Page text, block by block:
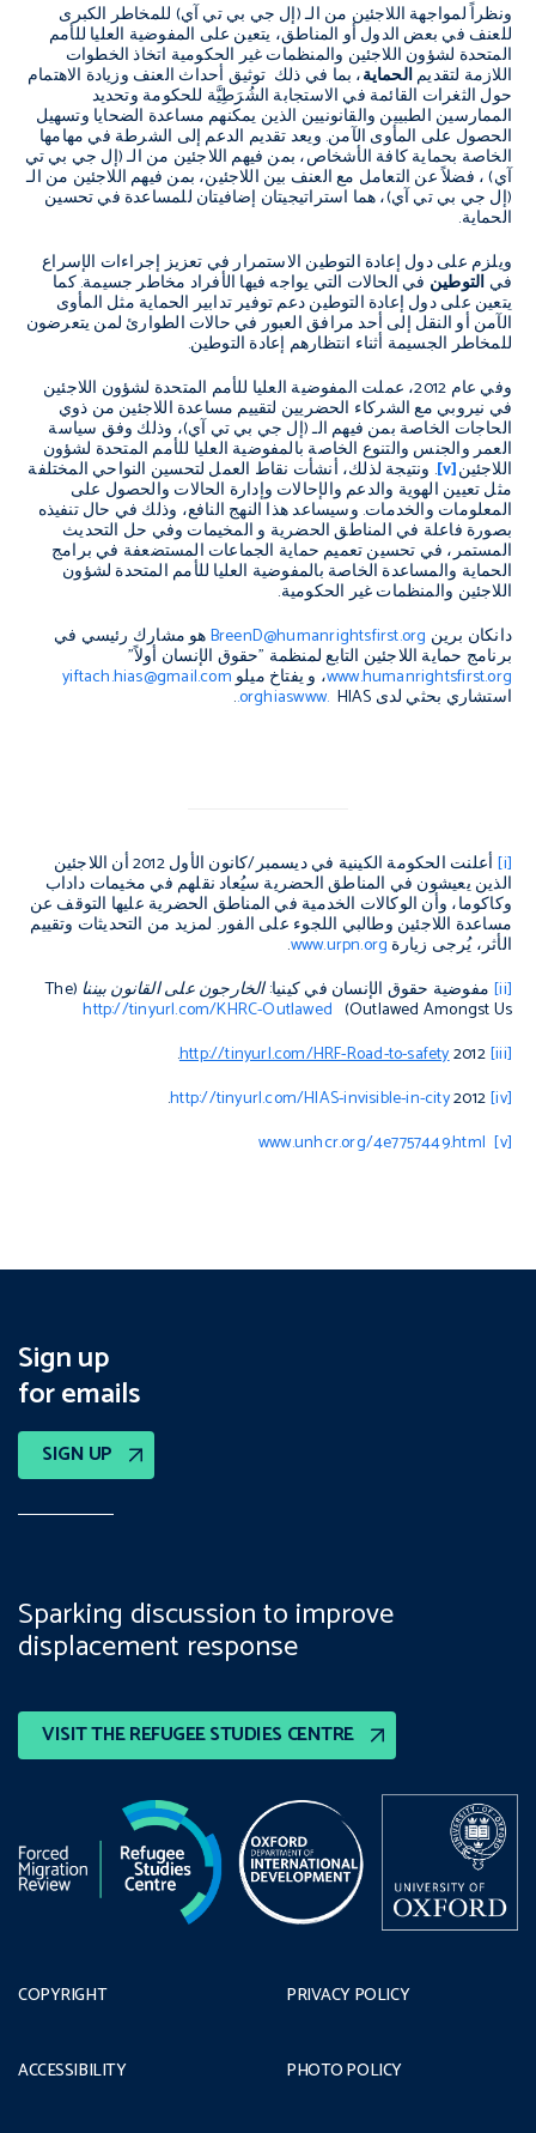
ونظراً لمواجهة اللاجئين من الـ (إل جي بي تي آي) للمخاطر الكبرى
للعنف في بعض الدول أو المناطق، يتعين على المفوضية العليا للأمم
المتحدة لشؤون اللاجئين والمنظمات غير الحكومية اتخاذ الخطوات
اللازمة لتقديمالحماية، بما في ذلك توثيق أحداث العنف وزيادة الاهتمام
حول الثغرات القائمة في الاستجابة الشُرَطِيَّة للحكومة وتحديد
الممارسين الطبيين والقانونيين الذين يمكنهم مساعدة الضحايا وتسهيل
الحصول على المأوى الآمن. ويعد تقديم الدعم إلى الشرطة في مهامها
الخاصة بحماية كافة الأشخاص، بمن فيهم اللاجئين من الـ (إل جي بي تي
آي) ، فضلاً عن التعامل مع العنف بين اللاجئين، بمن فيهم اللاجئين من الـ
(إل جي بي تي آي)، هما استراتيجيتان إضافيتان للمساعدة في تحسين
الحماية.
ويلزم على دول إعادة التوطين الاستمرار في تعزيز إجراءات الإسراع
في التوطين في الحالات التي يواجه فيها الأفراد مخاطر جسيمة. كما
يتعين على دول إعادة التوطين دعم توفير تدابير الحماية مثل المأوى
الآمن أو النقل إلى أحد مرافق العبور في حالات الطوارئ لمن يتعرضون
للمخاطر الجسيمة أثناء انتظارهم إعادة التوطين.
وفي عام 2012، عملت المفوضية العليا للأمم المتحدة لشؤون اللاجئين
في نيروبي مع الشركاء الحضريين لتقييم مساعدة اللاجئين من ذوي
الحاجات الخاصة بمن فيهم الـ (إل جي بي تي آي)، وذلك وفق سياسة
العمر والجنس والتنوع الخاصة بالمفوضية العليا للأمم المتحدة لشؤون
اللاجئين[v]. ونتيجة لذلك، أنشأت نقاط العمل لتحسين النواحي المختلفة
مثل تعيين الهوية والدعم والإحالات وإدارة الحالات والحصول على
المعلومات والخدمات. وسيساعد هذا النهج النافع، وذلك في حال تنفيذه
بصورة فاعلة في المناطق الحضرية و المخيمات وفي حل التحديث
المستمر، في تحسين تعميم حماية الجماعات المستضعفة في برامج
الحماية والمساعدة الخاصة بالمفوضية العليا للأمم المتحدة لشؤون
اللاجئين والمنظمات غير الحكومية.
دانكان برين BreenD@humanrightsfirst.orgهو مشارك رئيسي في
برنامج حماية اللاجئين التابع لمنظمة "حقوق الإنسان أولاً"
www.humanrightsfirst.org، و يفتاخ ميلوyiftach.hias@gmail.com
استشاري بحثي لدى HIAS
www.
hias
.org
.
[i] أعلنت الحكومة الكينية في ديسمبر/كانون الأول 2012 أن اللاجئين
الذين يعيشون في المناطق الحضرية سيُعاد نقلهم في مخيمات داداب
وكاكوما، وأن الوكالات الخدمية في المناطق الحضرية عليها التوقف عن
مساعدة اللاجئين وطالبي اللجوء على الفور. لمزيد من التحديثات وتقييم
الأثر، يُرجى زيارة www.urpn.org
.
[ii] مفوضية حقوق الإنسان في كينيا:الخارجون على القانون بيننا (The
Outlawed Amongst Us
)
http://tinyurl.com/KHRC-Outlawed
[iii]
2012
http://tinyurl.com/HRF-Road-to-safety
.
[iv]
2012
http://tinyurl.com/HIAS-invisible-in-city
.
[v]
www.unhcr.org/4e7757449.html
Sign up
for emails
SIGN UP
VISIT THE REFUGEE STUDIES CENTRE
Sparking discussion to improve
displacement response
COPYRIGHT
ACCESSIBILITY
PRIVACY POLICY
PHOTO POLICY